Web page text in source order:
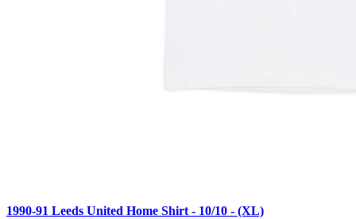
1990-91 Leeds United Home Shirt - 10/10 - (XL)